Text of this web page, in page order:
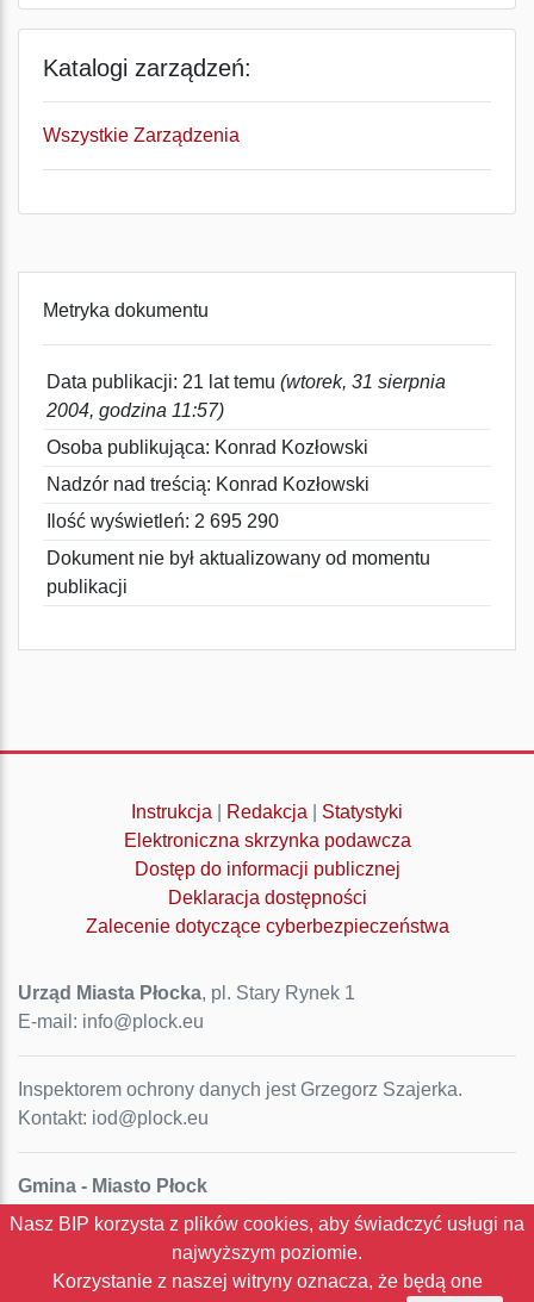
Katalogi zarządzeń:
Wszystkie Zarządzenia
Metryka dokumentu
Data publikacji: 21 lat temu (wtorek, 31 sierpnia
2004, godzina 11:57)
Osoba publikująca: Konrad Kozłowski
Nadzór nad treścią: Konrad Kozłowski
Ilość wyświetleń: 2 695 290
Dokument nie był aktualizowany od momentu
publikacji
Instrukcja Redakcja
Statystyki
Elektroniczna skrzynka podawcza
Dostęp do informacji publicznej
Deklaracja dostępności
Zalecenie dotyczące cyberbezpieczeństwa
Urząd Miasta Płocka, pl. Stary Rynek 1
E-mail: info@plock.eu
Inspektorem ochrony danych jest Grzegorz Szajerka.
Kontakt: iod@plock.eu
Gmina - Miasto Płock
Pl. Stary Rynek 1
NIP: 774-31-35-712
Nasz BIP korzysta z plików cookies, aby świadczyć usługi na
najwyższym poziomie.
Korzystanie z naszej witryny oznacza, że będą one